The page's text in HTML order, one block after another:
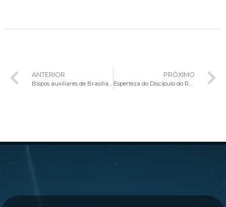
ANTERIOR
Bispos auxiliares de Brasília participam do XVII Congresso Nacional da Pastoral Familiar em João Pessoa
PRÓXIMO
Esperteza do Discípulo do Reino